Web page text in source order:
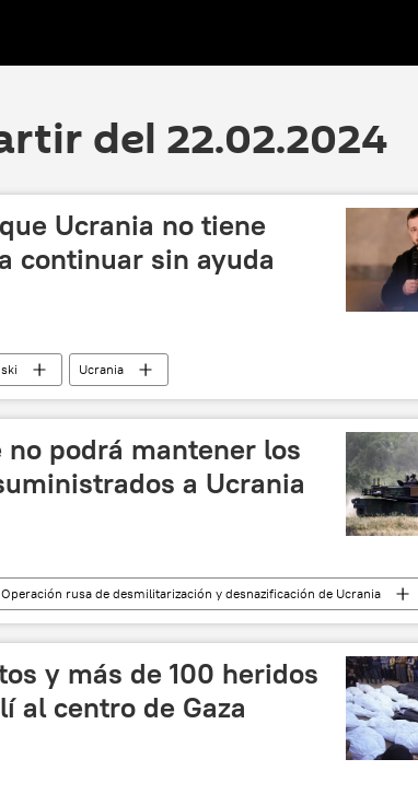
del 22.02.2024
Ucrania no tiene
continuar sin ayuda
Ucrania
desnazificación de Ucrania
Rusia
EEUU
no podrá mantener los
a Ucrania
rusa de desmilitarización y desnazificación de Ucrania
EEUU OTAN 📰 Suministro de armas a Ucrania
y más de 100 heridos
al centro de Gaza